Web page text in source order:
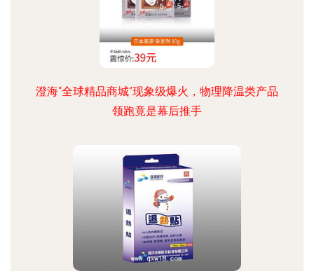
澄海“全球精品商城”现象级爆火，物理降温类产品
领跑竟是幕后推手